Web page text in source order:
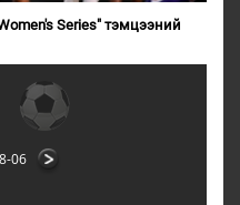
Series" тэмцээний
06